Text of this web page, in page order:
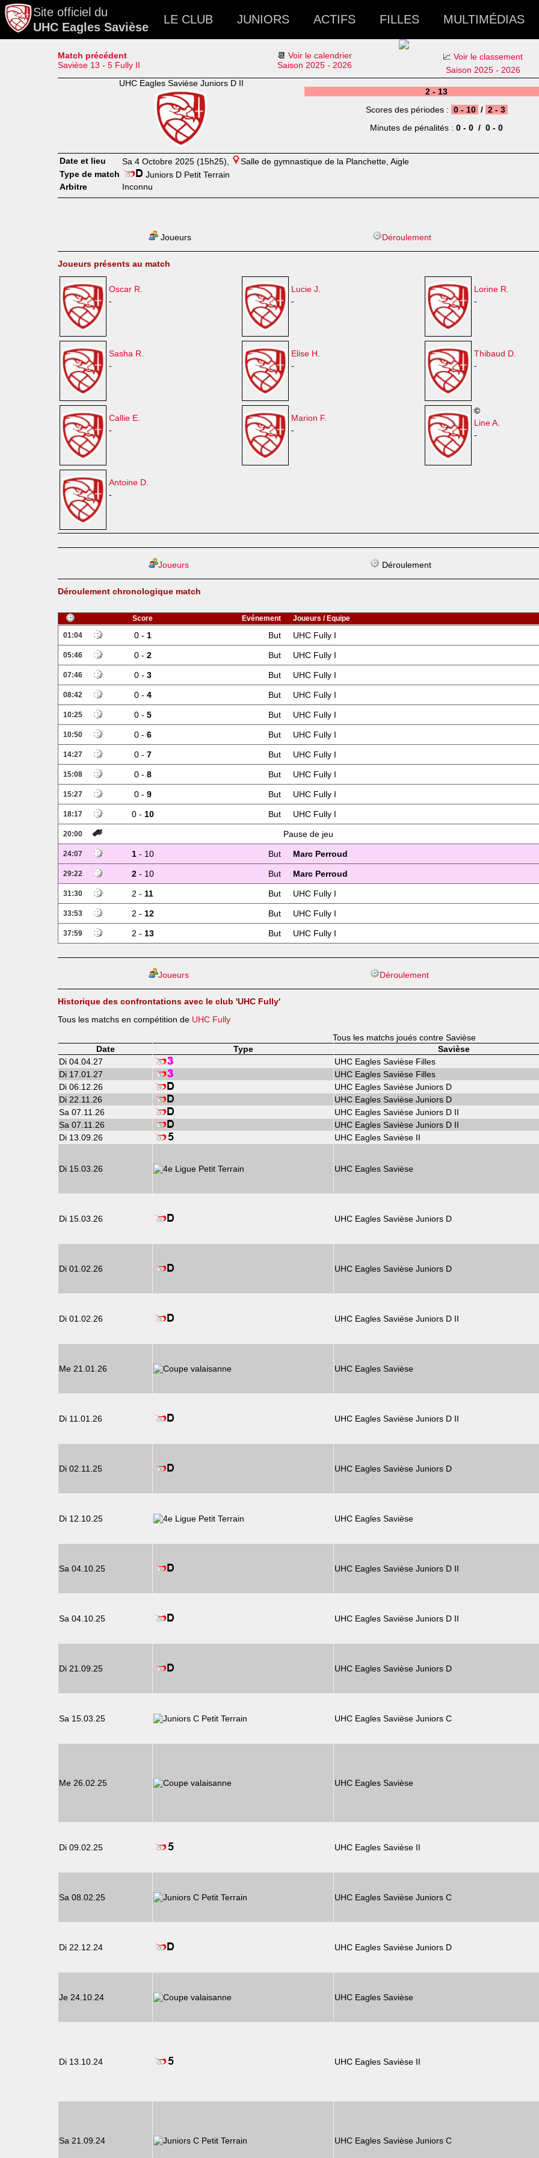
Site officiel du
UHC Eagles Savièse
LE CLUB JUNIORS ACTIFS FILLES MULTIMÉDIAS
Match précédent
Savièse 13 - 5 Fully II
📆 Voir le calendrier
Saison 2025 - 2026
📈Voir le classement
Saison 2025 - 2026
UHC Eagles Savièse Juniors D II
2 - 13
Scores des périodes : 0 - 10 / 2 - 3
Minutes de pénalités : 0 - 0 / 0 - 0
Date et lieu Sa 4 Octobre 2025 (15h25),
Salle de gymnastique de la Planchette, Aigle
Type de match
Juniors D Petit Terrain
Arbitre
Inconnu
Joueurs Déroulement
Joueurs présents au match
Oscar R.
-
Lucie J.
-
Lorine R.
-
Sasha R.
-
Elise H.
-
Thibaud D.
-
Callie E.
-
Marion F.
-
©
Line A.
-
Antoine D.
-
Joueurs Déroulement
Déroulement chronologique match
Score Evénement
Joueurs / Equipe
01:04
0 - 1 But UHC Fully I
05:46 0 - 2 But UHC Fully I
07:46 0 - 3 But UHC Fully I
08:42 0 - 4 But UHC Fully I
10:25 0 - 5 But UHC Fully I
10:50 0 - 6 But UHC Fully I
14:27 0 - 7 But UHC Fully I
15:08 0 - 8 But UHC Fully I
15:27 0 - 9 But UHC Fully I
18:17 0 - 10 But UHC Fully I
20:00 Pause de jeu
24:07 1- 10 But Marc Perroud
29:22 2- 10 But Marc Perroud
31:30 2 - 11 But UHC Fully I
33:53 2 - 12 But UHC Fully I
37:59 2 - 13 But UHC Fully I
Joueurs Déroulement
Historique des confrontations avec le club 'UHC Fully'
Tous les matchs en compétition de UHC Fully
Tous les matchs joués contre Savièse
Date
Type Savièse
Di 04.04.27
UHC Eagles Savièse Filles
Di 17.01.27
UHC Eagles Savièse Filles
Di 06.12.26
UHC Eagles Savièse Juniors D
Di 22.11.26
UHC Eagles Savièse Juniors D
Sa 07.11.26
UHC Eagles Savièse Juniors D II
Sa 07.11.26
UHC Eagles Savièse Juniors D II
Di 13.09.26
UHC Eagles Savièse II
Di 15.03.26 UHC Eagles Savièse
Di 15.03.26 UHC Eagles Savièse Juniors D
Di 01.02.26 UHC Eagles Savièse Juniors D
Di 01.02.26 UHC Eagles Savièse Juniors D II
Me 21.01.26 UHC Eagles Savièse
Di 11.01.26 UHC Eagles Savièse Juniors D II
Di 02.11.25 UHC Eagles Savièse Juniors D
Di 12.10.25 UHC Eagles Savièse
Sa 04.10.25 UHC Eagles Savièse Juniors D II
Sa 04.10.25 UHC Eagles Savièse Juniors D II
Di 21.09.25 UHC Eagles Savièse Juniors D
Sa 15.03.25 UHC Eagles Savièse Juniors C
Me 26.02.25 UHC Eagles Savièse
Di 09.02.25 UHC Eagles Savièse II
Sa 08.02.25 UHC Eagles Savièse Juniors C
Di 22.12.24 UHC Eagles Savièse Juniors D
Je 24.10.24 UHC Eagles Savièse
Di 13.10.24 UHC Eagles Savièse II
Sa 21.09.24 UHC Eagles Savièse Juniors C